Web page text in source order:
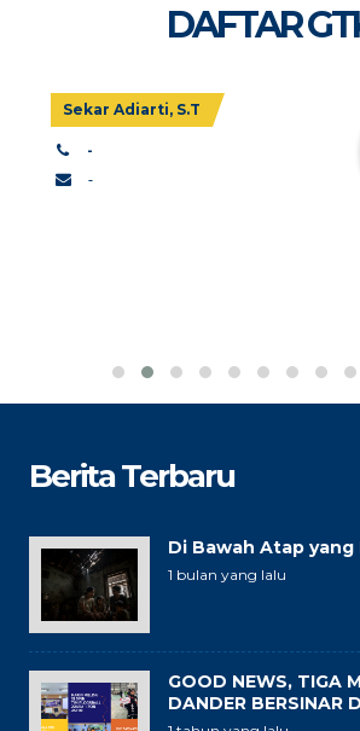
DAFTAR
Sekar Adiarti, S.T
-
-
Berita Terbaru
Di Bawah Atap yang
1 bulan yang lalu
GOOD NEWS, TIGA
DANDER BERSINAR